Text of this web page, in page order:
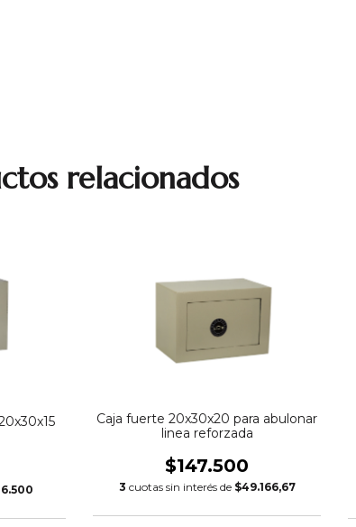
relacionados
Caja fuerte 20x30x20 para abulonar
linea reforzada
$147.500
3 cuotas sin interés de $49.166,67